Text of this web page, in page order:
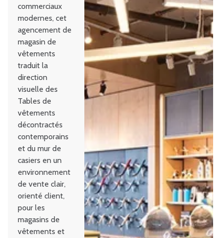
commerciaux
modernes, cet
agencement de
magasin de
vêtements
traduit la
direction
visuelle des
Tables de
vêtements
décontractés
contemporains
et du mur de
casiers en un
environnement
de vente clair,
orienté client,
pour les
magasins de
vêtements et